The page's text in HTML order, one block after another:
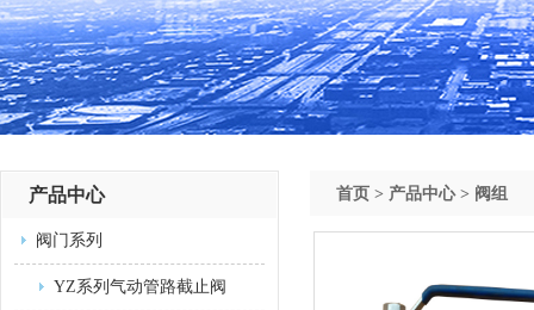
产品中心
阀门系列
YZ系列气动管路截止阀
首页 > 产品中心 > 阀组